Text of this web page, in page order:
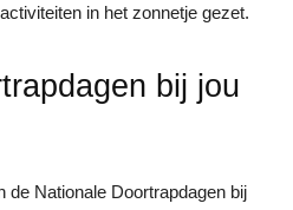
in het zonnetje gezet.
bij jou
de Nationale Doortrapdagen bij